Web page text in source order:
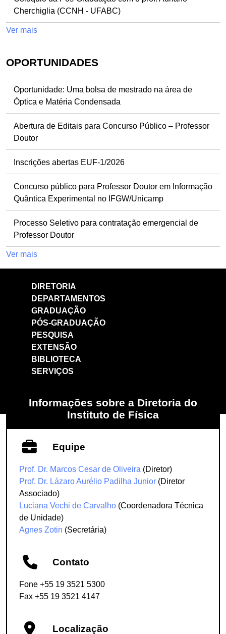
Cherchiglia (CCNH - UFABC)
Ver mais
OPORTUNIDADES
Oportunidade: Uma bolsa de mestrado na área de
Óptica e Matéria Condensada
Abertura de Editais para Concurso Público – Professor
Doutor
Inscrições abertas EUF-1/2026
Concurso público para Professor Doutor em Informação
Quântica Experimental no IFGW/Unicamp
Processo Seletivo para contratação emergencial de
Professor Doutor
Ver mais
DIRETORIA
DEPARTAMENTOS
GRADUAÇÃO
PÓS-GRADUAÇÃO
PESQUISA
EXTENSÃO
BIBLIOTECA
SERVIÇOS
Informações sobre a Diretoria do
Instituto de Física
Equipe
Prof. Dr. Marcos Cesar de Oliveira (Diretor)
Prof. Dr. Lázaro Aurélio Padilha Junior (Diretor
Associado)
Luciana Vechi de Carvalho (Coordenadora Técnica
de Unidade)
Agnes Zotin (Secretária)
Contato
Fone +55 19 3521 5300
Fax +55 19 3521 4147
Localização